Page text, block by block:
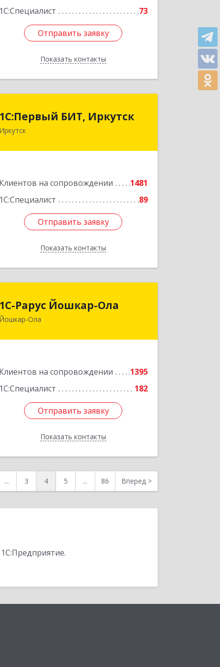
1С:Специалист
73
Отправить заявку
Показать контакты
Отправить заявку
Назад
1С:Первый БИТ, Иркутск
Иркутск
Клиентов на сопровождении
1481
1С:Специалист
89
Отправить заявку
Показать контакты
1С:Первый БИТ, Иркутск
664007, Иркутская обл, Иркутск г,
Подробнее
Отправить заявку
Назад
1С-Рарус Йошкар-Ола
Йошкар-Ола
Клиентов на сопровождении
1395
1С:Специалист
182
Отправить заявку
Показать контакты
1С-Рарус Йошкар-Ола
424004, Марий Эл Респ, Йошкар-Ола г,
Отправить заявку
Назад
... 3 4 5 ... 86 Вперед >